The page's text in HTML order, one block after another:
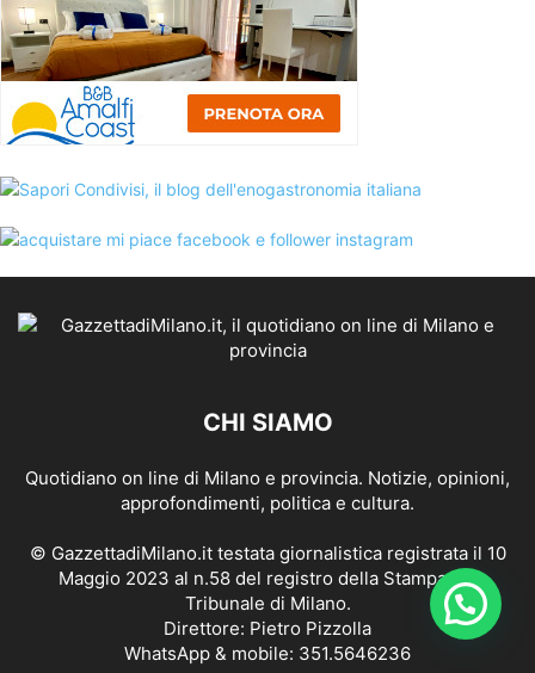
CHI SIAMO
Quotidiano on line di Milano e provincia. Notizie, opinioni,
approfondimenti, politica e cultura.
© GazzettadiMilano.it testata giornalistica registrata il 10
Maggio 2023 al n.58 del registro della Stampa del
Tribunale di Milano.
Direttore: Pietro Pizzolla
WhatsApp & mobile: 351.5646236